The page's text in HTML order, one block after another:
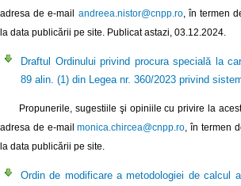
adresa de e-mail andreea.nistor@cnpp.ro, în termen
la data publicării pe site. Publicat astazi, 03.12.2024.
Draftul Ordinului privind procura specială la
89 alin. (1) din Legea nr. 360/2023 privind
Propunerile, sugestiile şi opiniile cu privire la
adresa de e-mailmonica.chircea@cnpp.ro, în termen
la data publicării pe site.
Ordin de modificare a metodologiei de calcul